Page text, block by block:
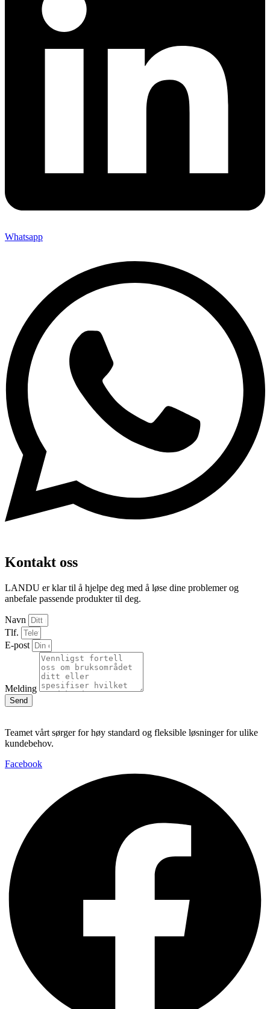
Whatsapp
Kontakt oss
LANDU er klar til å hjelpe deg med å løse dine problemer og
anbefale passende produkter til deg.
Navn
Tlf.
E-post
Melding
Send
Teamet vårt sørger for høy standard og fleksible løsninger for ulike
kundebehov.
Facebook